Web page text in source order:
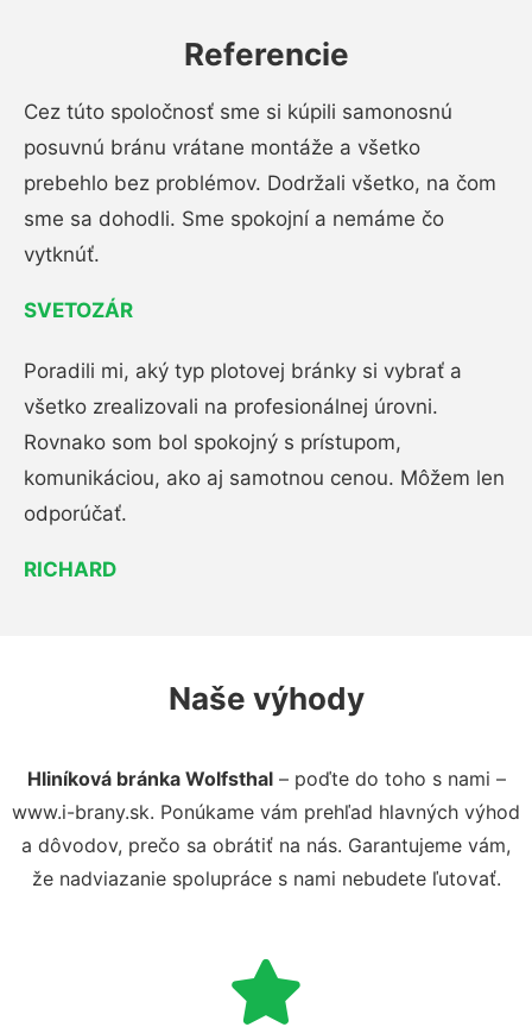
Referencie
Cez túto spoločnosť sme si kúpili samonosnú
posuvnú bránu vrátane montáže a všetko
prebehlo bez problémov. Dodržali všetko, na čom
sme sa dohodli. Sme spokojní a nemáme čo
vytknúť.
SVETOZÁR
Poradili mi, aký typ plotovej bránky si vybrať a
všetko zrealizovali na profesionálnej úrovni.
Rovnako som bol spokojný s prístupom,
komunikáciou, ako aj samotnou cenou. Môžem len
odporúčať.
RICHARD
Naše výhody
Hliníková bránka Wolfsthal– poďte do toho s nami –
www.i-brany.sk. Ponúkame vám prehľad hlavných výhod
a dôvodov, prečo sa obrátiť na nás. Garantujeme vám,
že nadviazanie spolupráce s nami nebudete ľutovať.